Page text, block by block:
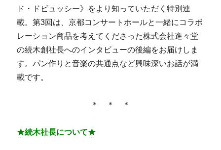
ド・ドビュッシー》をより知っていただく特別連
載。第3回は、京都コンサートホールと一緒にコラボ
レーション商品を考えてくださった株式会社進々堂
の続木創社長へのインタビューの後編をお届けしま
す。パン作りと音楽の共通点など興味深いお話が満
載です。
＊ ＊ ＊
★続木社長について★